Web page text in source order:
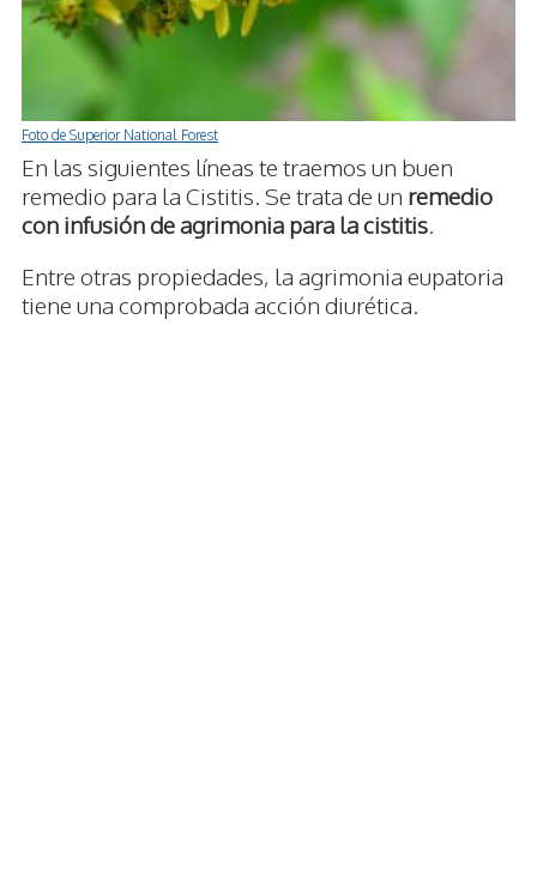
Foto de Superior National Forest
En las siguientes líneas te traemos un buen
remedio para la Cistitis. Se trata de un remedio
con infusión de agrimonia para la cistitis.
Entre otras propiedades, la agrimonia eupatoria
tiene una comprobada acción diurética.